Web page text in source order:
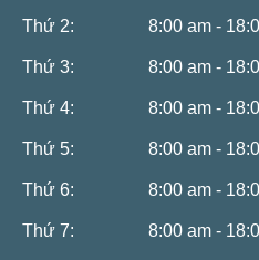
Thứ 2: 8:00 am -
Thứ 3: 8:00 am -
Thứ 4: 8:00 am -
Thứ 5: 8:00 am -
Thứ 6: 8:00 am -
Thứ 7: 8:00 am -